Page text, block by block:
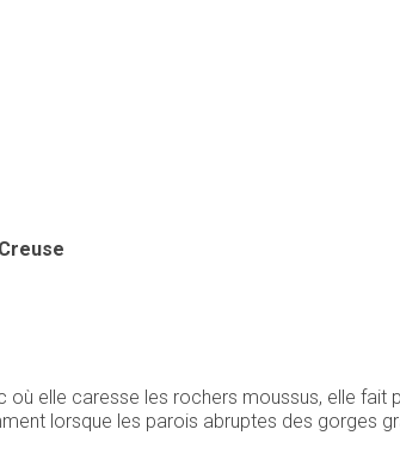
elle caresse les rochers moussus, elle
lorsque les parois abruptes des gorges